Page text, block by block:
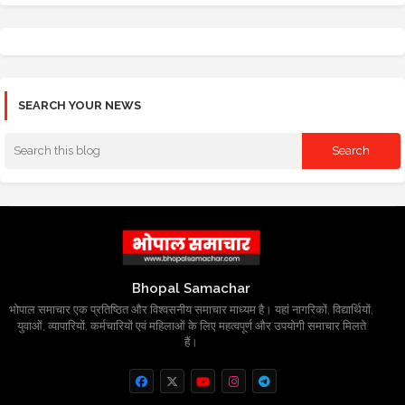
SEARCH YOUR NEWS
Bhopal Samachar
भोपाल समाचार एक प्रतिष्ठित और विश्वसनीय समाचार माध्यम है। यहां नागरिकों, विद्यार्थियों,
युवाओं, व्यापारियों, कर्मचारियों एवं महिलाओं के लिए महत्वपूर्ण और उपयोगी समाचार मिलते
हैं।